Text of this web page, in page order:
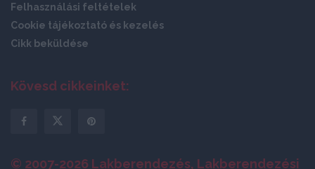
Felhasználási feltételek
Cookie tájékoztató és kezelés
Cikk beküldése
Kövesd cikkeinket:
© 2007-2026 Lakberendezés, Lakberendezési